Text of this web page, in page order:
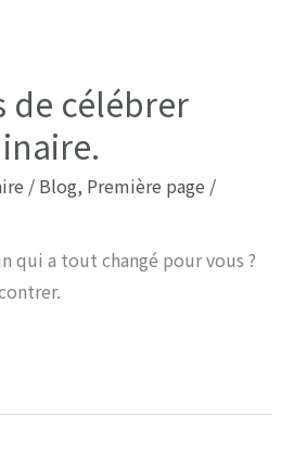
de célébrer
/ Blog, Première page /
qui a tout changé pour vous ?